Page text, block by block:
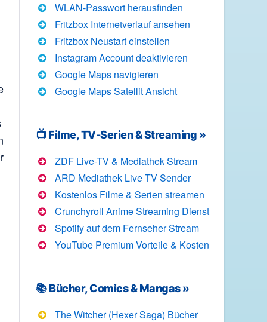
WLAN-Passwort herausfinden
Fritzbox Internetverlauf ansehen
Fritzbox Neustart einstellen
Instagram Account deaktivieren
Google Maps navigieren
Google Maps Satellit Ansicht
📺 Filme, TV-Serien & Streaming »
ZDF Live-TV & Mediathek Stream
ARD Mediathek Live TV Sender
Kostenlos Filme & Serien streamen
Crunchyroll Anime Streaming Dienst
Spotify auf dem Fernseher Stream
YouTube Premium Vorteile & Kosten
📚 Bücher, Comics & Mangas »
The Witcher (Hexer Saga) Bücher